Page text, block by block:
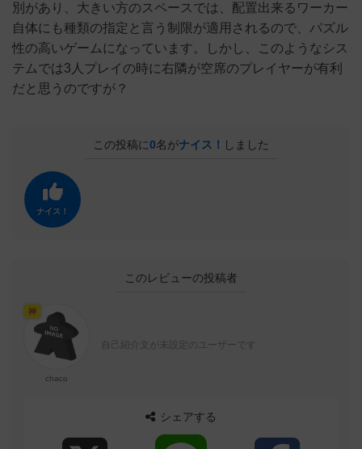
別があり、大きい方のスペースでは、配置出来るワーカー
自体にも種類の指定と言う制限が適用されるので、パズル
性の高いゲームになっています。しかし、このようなシス
テムでは3人プレイの時に右隣が空席のプレイヤーが有利
だと思うのですが？
この投稿に0名がナイス！ しました
ナイス！
このレビューの投稿者
神
chaco
自己紹介文が未設定のユーザーです
シェアする